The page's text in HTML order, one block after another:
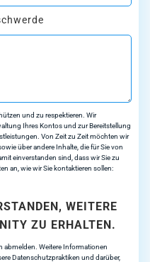
und zu respektieren. Wir
Ihres Kontos und zur Bereitstellung
Von Zeit zu Zeit möchten wir
über andere Inhalte, die für Sie von
einverstanden sind, dass wir Sie zu
an, wie wir Sie kontaktieren sollen:
WEITERE
ZU ERHALTEN.
abmelden. Weitere Informationen
Datenschutzpraktiken und darüber,